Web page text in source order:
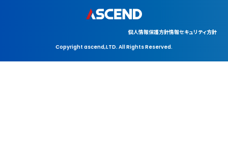
Copyright ascend,LTD. All Rights Reserved.
個人情報保護方針情報セキュリティ方針